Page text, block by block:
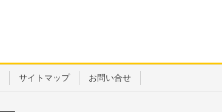
サイトマップ お問い合せ